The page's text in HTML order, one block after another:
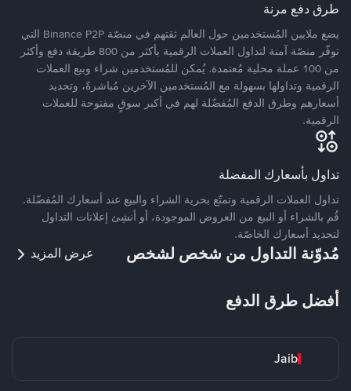
طرق دفع مرنة
يضع ملايين المُستخدمين حول العالم ثقتهم في منصّة Binance P2P التي
توفّر منصّة آمنة لتداول العملات الرقمية بأكثر من 800 طريقة دفع وأكثر
من 100 عملة محلية مُعتمدة. يُمكن للمُستخدمين شراء وبيع العملات
الرقمية وتداولها بسهولة مع المُستخدمين الآخرين مُباشرةً، وتحديد
أسعارهم وطرق الدفع المُفضّلة لهم في أكبر سوقٍ مفتوحة للعملات
الرقمية.
تداول بأسعارك المفضلة
تداول العملات الرقمية وتمتّع بحرية الشراء والبيع عند أسعارك المُفضّلة.
قُم بالشراء أو البيع من العروض الموجودة، أو أنشِئ إعلانات التداول
لتحديد أسعارك الخاصّة.
مُدوّنة التداول من شخص لشخص عرض المزيد
أفضل طرق الدفع
Jaib